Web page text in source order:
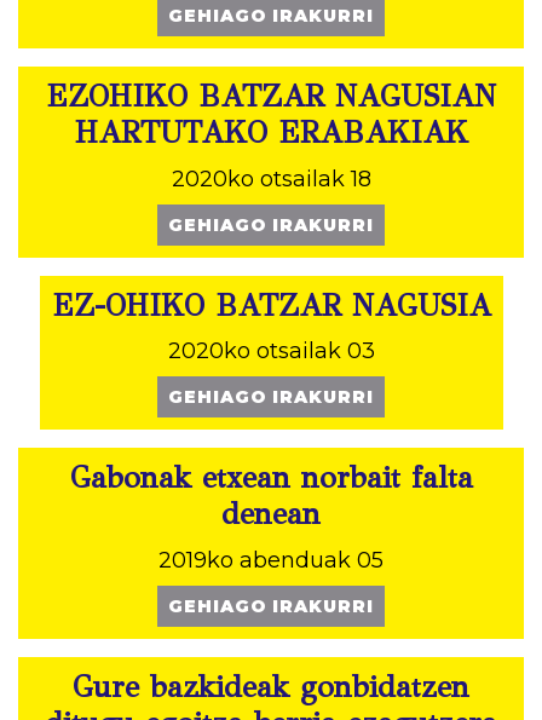
GEHIAGO IRAKURRI
EZOHIKO BATZAR NAGUSIAN
HARTUTAKO ERABAKIAK
2020ko otsailak 18
GEHIAGO IRAKURRI
EZ-OHIKO BATZAR NAGUSIA
2020ko otsailak 03
GEHIAGO IRAKURRI
Gabonak etxean norbait falta
denean
2019ko abenduak 05
GEHIAGO IRAKURRI
Gure bazkideak gonbidatzen